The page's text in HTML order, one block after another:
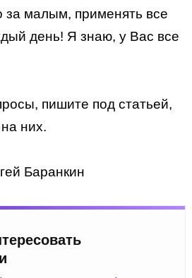
малым, применять все
день! Я знаю, у Вас все
пишите под статьей,
них.
Баранкин